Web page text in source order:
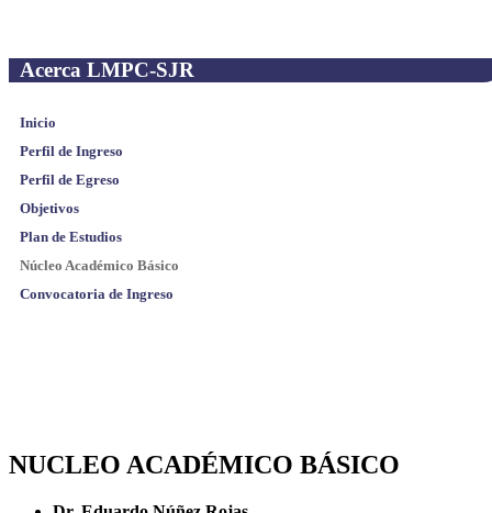
Acerca LMPC-SJR
Inicio
Perfil de Ingreso
Perfil de Egreso
Objetivos
Plan de Estudios
Núcleo Académico Básico
Convocatoria de Ingreso
NUCLEO ACADÉMICO BÁSICO